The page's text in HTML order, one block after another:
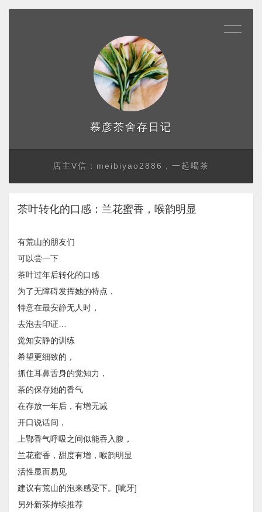
慕彦茶舍存日记
店主V信：meibiyao2886，一起喝茶
茶叶转化的口感：兰花蜜香，喉韵明显
有荒山的朋友们
​可以尝一下
​茶叶过年后转化的口感
​为了无障碍发挥她的特点，
​特意在最安静无人时，
去泡去印证…
​觉知安静的训练
​希望更细致的，
抓住耳鼻舌身的觉知力，
​茶的保存她的香气
​在存放一年后，​有增无减
​开口说话间，
上鄂香气呼吸之间似能吞入腹，
兰花​蜜香，甜度有增，喉韵明显
​活性显而易见
​建议有荒山的泡来感受下。[呲牙]
​另外新茶持续推荐